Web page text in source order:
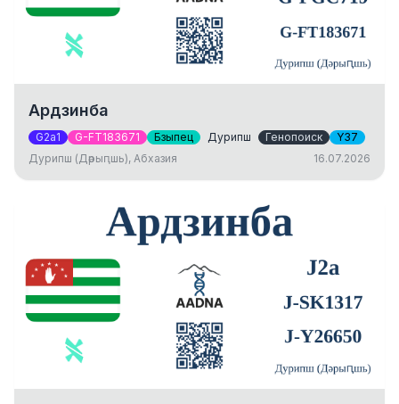
Ардзинба
G2a1 G-FT183671 Бзыпец Дурипш Генопоиск
Y37
Дурипш (Дәрыԥшь), Абхазия
16.07.2026